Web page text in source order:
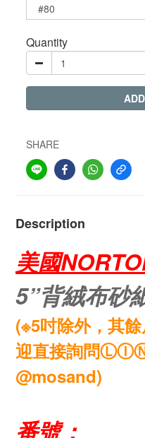
Quantity
SHARE
Description
美國
5”背絨布砂
(※5吋除外，其
迎直接詢問
@mosand)
番號：